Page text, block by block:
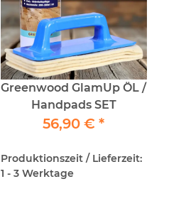
Greenwood GlamUp ÖL /
Handpads SET
56,90 €*
Produktionszeit / Lieferzeit:
1 - 3 Werktage